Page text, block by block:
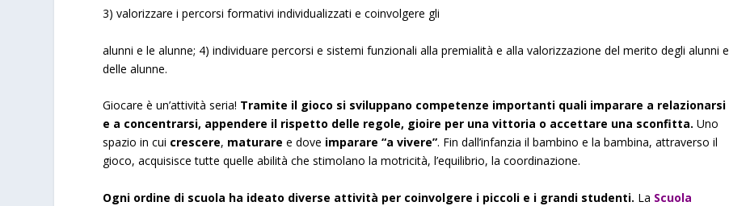
3) valorizzare i percorsi formativi individualizzati e coinvolgere gli
alunni e le alunne; 4) individuare percorsi e sistemi funzionali alla premialità e alla valorizzazione del merito degli alunni e
delle alunne.
Giocare è un’attività seria! Tramite il gioco si sviluppano competenze importanti quali imparare a relazionarsi
e a concentrarsi, appendere il rispetto delle regole, gioire per una vittoria o accettare una sconfitta. Uno
spazio in cui crescere, maturare e dove imparare “a vivere”. Fin dall’infanzia il bambino e la bambina, attraverso il
gioco, acquisisce tutte quelle abilità che stimolano la motricità, l’equilibrio, la coordinazione.
Ogni ordine di scuola ha ideato diverse attività per coinvolgere i piccoli e i grandi studenti. La Scuola